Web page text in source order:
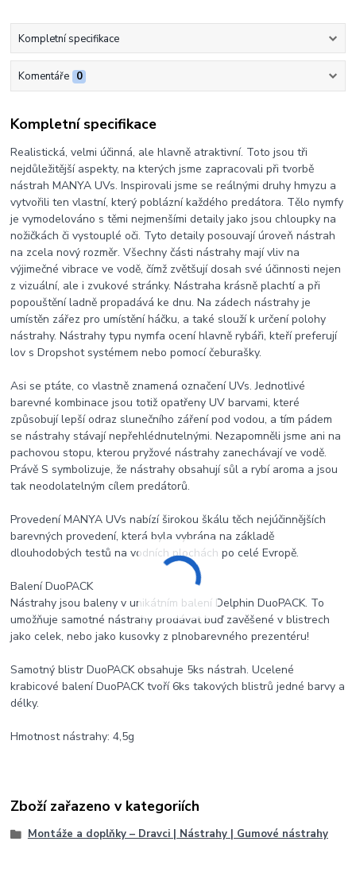
Kompletní specifikace
Komentáře 0
Kompletní specifikace
Realistická, velmi účinná, ale hlavně atraktivní. Toto jsou tři
nejdůležitější aspekty, na kterých jsme zapracovali při tvorbě
nástrah MANYA UVs. Inspirovali jsme se reálnými druhy hmyzu a
vytvořili ten vlastní, který poblázní každého predátora. Tělo nymfy
je vymodelováno s těmi nejmenšími detaily jako jsou chloupky na
nožičkách či vystouplé oči. Tyto detaily posouvají úroveň nástrah
na zcela nový rozměr. Všechny části nástrahy mají vliv na
výjimečné vibrace ve vodě, čímž zvětšují dosah své účinnosti nejen
z vizuální, ale i zvukové stránky. Nástraha krásně plachtí a při
popouštění ladně propadává ke dnu. Na zádech nástrahy je
umístěn zářez pro umístění háčku, a také slouží k určení polohy
nástrahy. Nástrahy typu nymfa ocení hlavně rybáři, kteří preferují
lov s Dropshot systémem nebo pomocí čeburašky.
Asi se ptáte, co vlastně znamená označení UVs. Jednotlivé
barevné kombinace jsou totiž opatřeny UV barvami, které
způsobují lepší odraz slunečního záření pod vodou, a tím pádem
se nástrahy stávají nepřehlédnutelnými. Nezapomněli jsme ani na
pachovou stopu, kterou pryžové nástrahy zanechávají ve vodě.
Právě S symbolizuje, že nástrahy obsahují sůl a rybí aroma a jsou
tak neodolatelným cílem predátorů.
Provedení MANYA UVs nabízí širokou škálu těch nejúčinnějších
barevných provedení, která byla vybrána na základě
dlouhodobých testů na vodních plochách po celé Evropě.
Balení DuoPACK
Nástrahy jsou baleny v unikátním balení Delphin DuoPACK. To
umožňuje samotné nástrahy prodávat buď zavěšené v blistrech
jako celek, nebo jako kusovky z plnobarevného prezentéru!
Samotný blistr DuoPACK obsahuje 5ks nástrah. Ucelené
krabicové balení DuoPACK tvoří 6ks takových blistrů jedné barvy a
délky.
Hmotnost nástrahy: 4,5g
Zboží zařazeno v kategoriích
Montáže a doplňky – Dravci | Nástrahy | Gumové nástrahy